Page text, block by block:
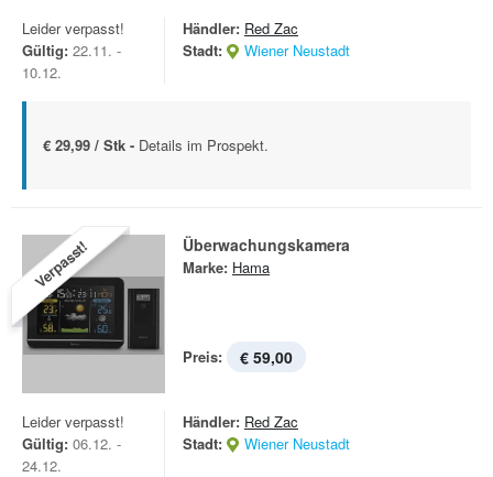
Leider verpasst!
Gültig: 22.11. -
10.12.
Händler: Red Zac
Stadt:
Wiener Neustadt
€ 29,99 / Stk - Details im Prospekt.
Verpasst! Überwachungskamera
Marke: Hama
Preis: € 59,00
Leider verpasst!
Gültig: 06.12. -
24.12.
Händler: Red Zac
Stadt:
Wiener Neustadt